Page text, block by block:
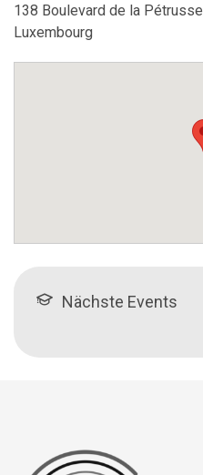
138 Boulevard de la Pétrusse
Luxembourg
Nächste Events